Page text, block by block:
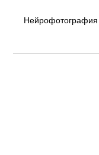
Нейрофотография